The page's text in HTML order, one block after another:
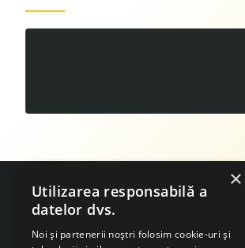
×
Utilizarea responsabilă a
datelor dvs.
Noi și partenerii noștri folosim cookie-uri și